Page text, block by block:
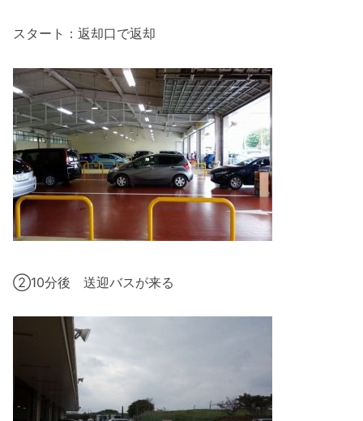
スタート：返却口で返却
②10分後 送迎バスが来る